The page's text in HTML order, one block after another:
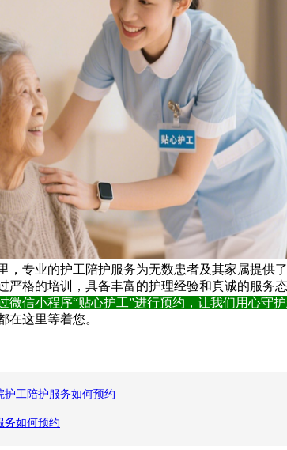
业的护工陪护服务为无数患者及其家属提供
严格的培训，具备丰富的护理经验和真诚的服务态
微信小程序“贴心护工”进行预约，让我们用心守
在这里等着您。
护工陪护服务如何预约
务如何预约